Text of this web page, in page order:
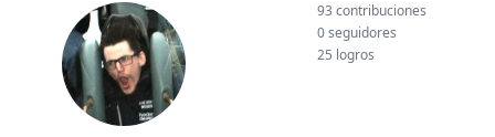
93 contribuciones
0 seguidores
25 logros